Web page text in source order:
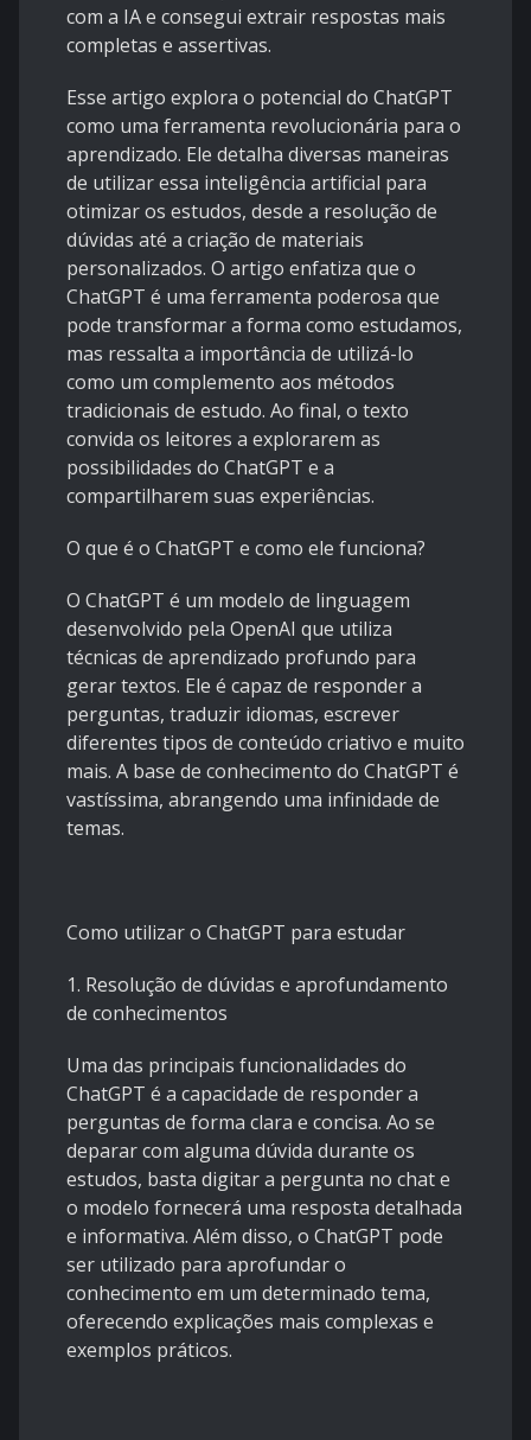
com a IA e consegui extrair respostas mais
completas e assertivas.
Esse artigo explora o potencial do ChatGPT
como uma ferramenta revolucionária para o
aprendizado. Ele detalha diversas maneiras
de utilizar essa inteligência artificial para
otimizar os estudos, desde a resolução de
dúvidas até a criação de materiais
personalizados. O artigo enfatiza que o
ChatGPT é uma ferramenta poderosa que
pode transformar a forma como estudamos,
mas ressalta a importância de utilizá-lo
como um complemento aos métodos
tradicionais de estudo. Ao final, o texto
convida os leitores a explorarem as
possibilidades do ChatGPT e a
compartilharem suas experiências.
O que é o ChatGPT e como ele funciona?
O ChatGPT é um modelo de linguagem
desenvolvido pela OpenAI que utiliza
técnicas de aprendizado profundo para
gerar textos. Ele é capaz de responder a
perguntas, traduzir idiomas, escrever
diferentes tipos de conteúdo criativo e muito
mais. A base de conhecimento do ChatGPT é
vastíssima, abrangendo uma infinidade de
temas.
Como utilizar o ChatGPT para estudar
1. Resolução de dúvidas e aprofundamento
de conhecimentos
Uma das principais funcionalidades do
ChatGPT é a capacidade de responder a
perguntas de forma clara e concisa. Ao se
deparar com alguma dúvida durante os
estudos, basta digitar a pergunta no chat e
o modelo fornecerá uma resposta detalhada
e informativa. Além disso, o ChatGPT pode
ser utilizado para aprofundar o
conhecimento em um determinado tema,
oferecendo explicações mais complexas e
exemplos práticos.